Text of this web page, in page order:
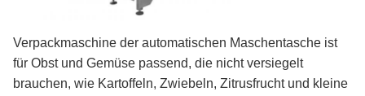
Verpackmaschine der automatischen Maschentasche ist
für Obst und Gemüse passend, die nicht versiegelt
brauchen, wie Kartoffeln, Zwiebeln, Zitrusfrucht und kleine